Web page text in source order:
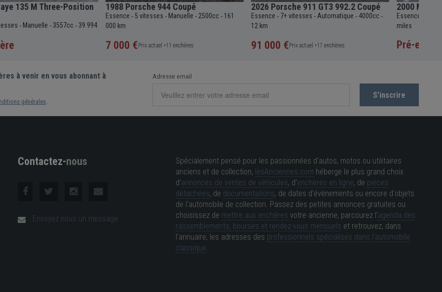
135 M Three-Position
- Manuelle - 3557cc - 39 994
1988 Porsche 944 Coupé
Essence - 5 vitesses - Manuelle - 2500cc - 161
000 km
7 000 €Prix actuel •11 enchères
2026 Porsche 911 GT3 992.2 Coupé
Essence - 7+ vitesses - Automatique - 4000cc -
12 km
91 000 €Prix actuel •17 enchères
2000
Essence
miles
Pré-
à venir en vous abonnant à
générales
Adresse email
Contactez-nous
Envoyez nous un message
Spécialement pensé pour les passionnées d'autos, motos ou utilitaires
anciens et de collection, lesAnciennes.com héberge le plus grand choix
d'annonces de ventes de véhicules, d'enchères en ligne, de pièces
détachées, de documentations, de dates d'évènements ou encore d'objets
de l'automobile de collection. Passez des petites annonces gratuites ou
choisissez de mettre aux enchères votre ancienne, parcourez l'agenda des
rassemblements, bourses et rendez-vous mensuels et retrouvez, dans
l'annuaire, les adresses des professionnels spécialisés dans l'automobile
classique.